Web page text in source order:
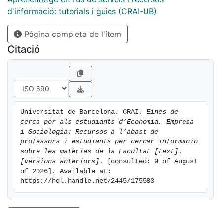
d'informació: tutorials i guies (CRAI-UB)
Pàgina completa de l'ítem
Citació
Universitat de Barcelona. CRAI. Eines de
cerca per als estudiants d’Economia, Empresa
i Sociologia: Recursos a l’abast de
professors i estudiants per cercar informació
sobre les matèries de la Facultat [text].
[versions anteriors].
[consulted: 9 of August
of 2026]. Available at:
https://hdl.handle.net/2445/175583